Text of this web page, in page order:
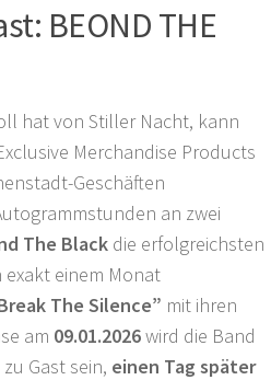
BEOND THE
hat von Stiller Nacht, kann
Merchandise Products
Geschäften
an zwei
The Black die erfolgreichsten
einem Monat
The Silence” mit ihren
am 09.01.2026wird die Band
zu Gast sein, einen Tag später